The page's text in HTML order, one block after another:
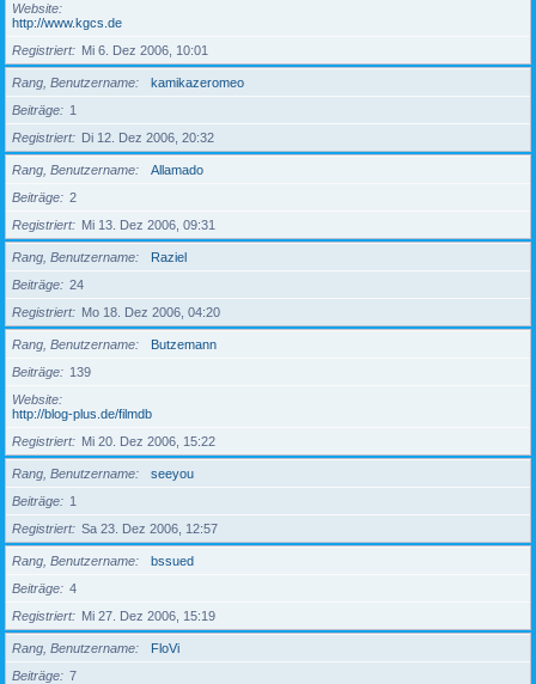
Website
http://www.kgcs.de
Registriert
Mi 6. Dez 2006, 10:01
Rang, Benutzername
kamikazeromeo
Beiträge
1
Registriert
Di 12. Dez 2006, 20:32
Rang, Benutzername
Allamado
Beiträge
2
Registriert
Mi 13. Dez 2006, 09:31
Rang, Benutzername
Raziel
Beiträge
24
Registriert
Mo 18. Dez 2006, 04:20
Rang, Benutzername
Butzemann
Beiträge
139
Website
http://blog-plus.de/filmdb
Registriert
Mi 20. Dez 2006, 15:22
Rang, Benutzername
seeyou
Beiträge
1
Registriert
Sa 23. Dez 2006, 12:57
Rang, Benutzername
bssued
Beiträge
4
Registriert
Mi 27. Dez 2006, 15:19
Rang, Benutzername
FloVi
Beiträge
7